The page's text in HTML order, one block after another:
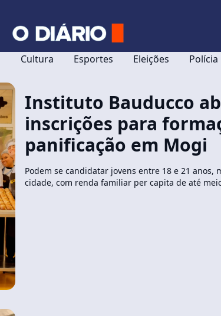
Cultura Esportes Eleições Polícia
Instituto Bauducco
inscrições para
panificação em Mogi
Podem se candidatar jovens entre 18 e 21 anos,
cidade, com renda familiar per capita de até